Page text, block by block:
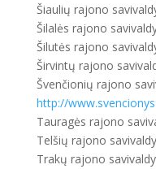
Šiaulių rajono
Šilalės rajono
Šilutės rajono
Širvintų rajono
Švenčionių rajono
http://
Tauragės rajono
Telšių rajono
Trakų rajono